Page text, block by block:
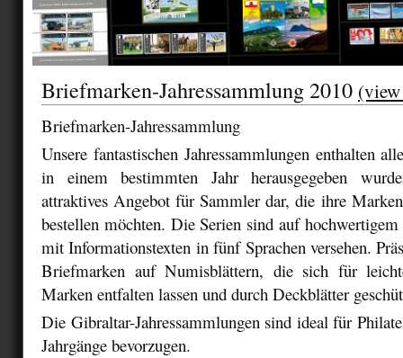
Briefmarken-Jahressammlung 2010
Briefmarken-Jahressammlung
Unsere fantastischen Jahressammlungen enthalten
in einem bestimmten Jahr herausgegeben
attraktives Angebot für Sammler dar, die ihre
bestellen möchten. Die Serien sind auf
mit Informationstexten in fünf Sprachen versehen.
Briefmarken auf Numisblättern, die sich für
Marken entfalten lassen und durch Deckblätter
Die Gibraltar-Jahressammlungen sind ideal für
Jahrgänge bevorzugen.